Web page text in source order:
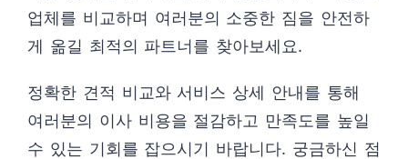
업체를 비교하며 여러분의 소중한 짐을 안전하
게 옮길 최적의 파트너를 찾아보세요.
정확한 견적 비교와 서비스 상세 안내를 통해
여러분의 이사 비용을 절감하고 만족도를 높일
수 있는 기회를 잡으시기 바랍니다. 궁금하신 점